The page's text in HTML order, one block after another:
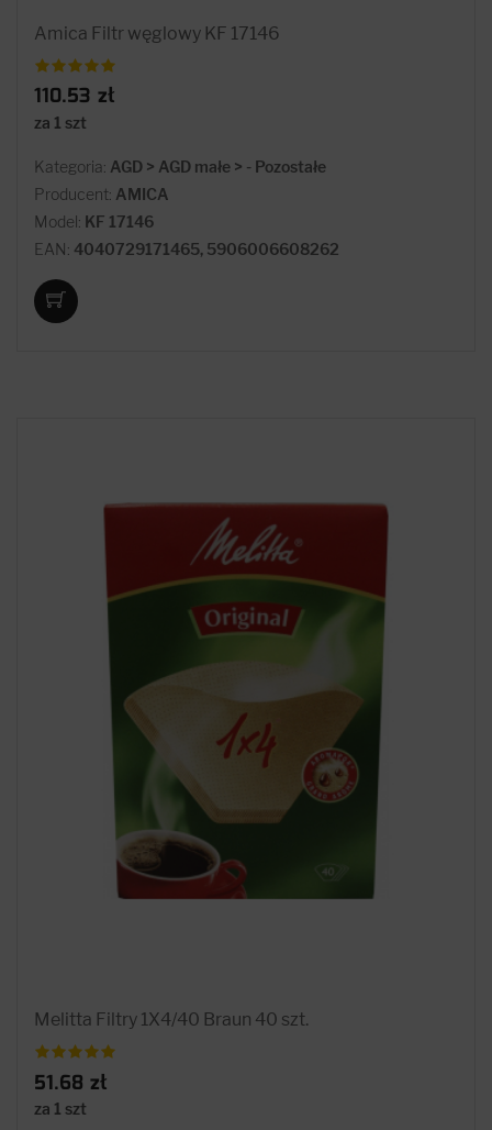
Amica Filtr węglowy KF 17146
110.53 zł
za 1 szt
Kategoria: AGD > AGD małe > - Pozostałe
Producent: AMICA
Model: KF 17146
EAN: 4040729171465, 5906006608262
Melitta Filtry 1X4/40 Braun 40 szt.
51.68 zł
za 1 szt